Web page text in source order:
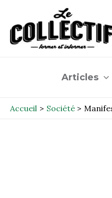
contenu
Articles
Accueil Société